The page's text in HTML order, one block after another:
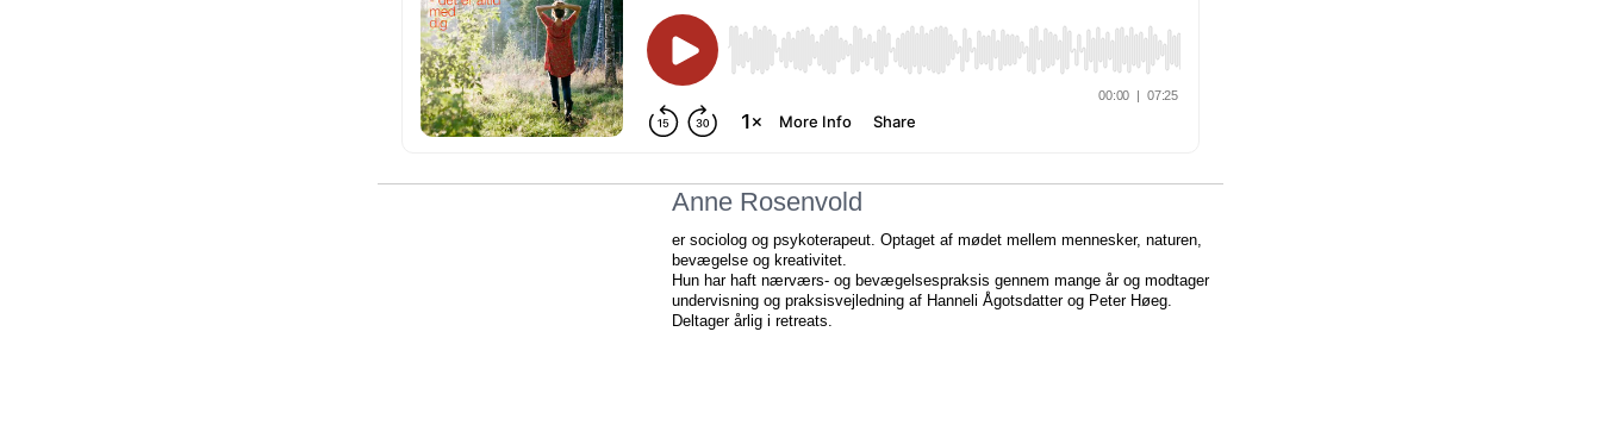
Anne Rosenvold
er sociolog og psykoterapeut. Optaget af mødet mellem mennesker, naturen,
bevægelse og kreativitet.
Hun har haft nærværs- og bevægelsespraksis gennem mange år og modtager
undervisning og praksisvejledning af Hanneli Ågotsdatter og Peter Høeg.
Deltager årlig i retreats.